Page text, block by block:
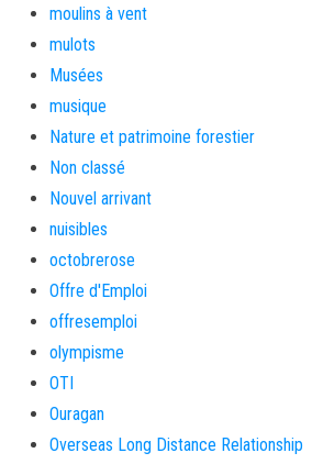
moulins à vent
mulots
Musées
musique
Nature et patrimoine forestier
Non classé
Nouvel arrivant
nuisibles
octobrerose
Offre d'Emploi
offresemploi
olympisme
OTI
Ouragan
Overseas Long Distance Relationship